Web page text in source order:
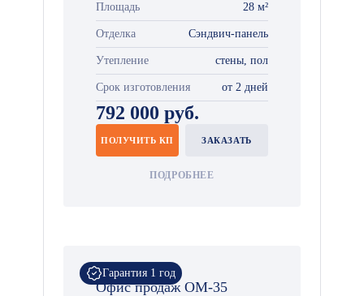
Площадь 28 м²
Отделка Сэндвич-панель
Утепление стены, пол
Срок изготовления от 2 дней
792 000 руб.
ПОЛУЧИТЬ КП ЗАКАЗАТЬ
ПОДРОБНЕЕ
Гарантия 1 год
Офис продаж ОМ-35